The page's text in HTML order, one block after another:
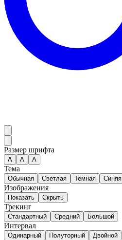
Размер шрифта
А A A
Тема
Обычная Светлая Темная Синяя
Изображения
Показать Скрыть
Трекинг
Стандартный Средний Большой
Интервал
Одинарный Полуторный Двойной